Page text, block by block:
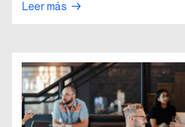
Leer más